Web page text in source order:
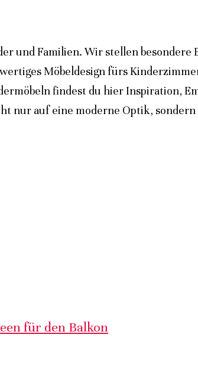
und Familien. Wir stellen
Möbeldesign fürs
findest du hier Inspiration,
nur auf eine moderne Optik,
für den Balkon